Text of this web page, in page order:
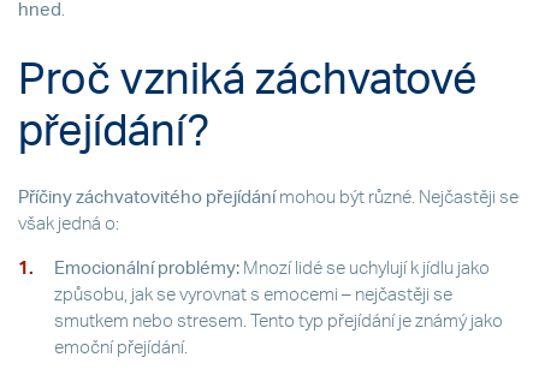
hned .
Proč vzniká záchvatové
přejídání?
Příčiny záchvatovitého přejídánímohou být různé. Nejčastěji se
však jedná o:
Emocionální problémy: Mnozí lidé se uchylují k jídlu jako
způsobu, jak se vyrovnat s emocemi – nejčastěji se
smutkem nebo stresem. Tento typ přejídání je známý jako
emoční přejídání.